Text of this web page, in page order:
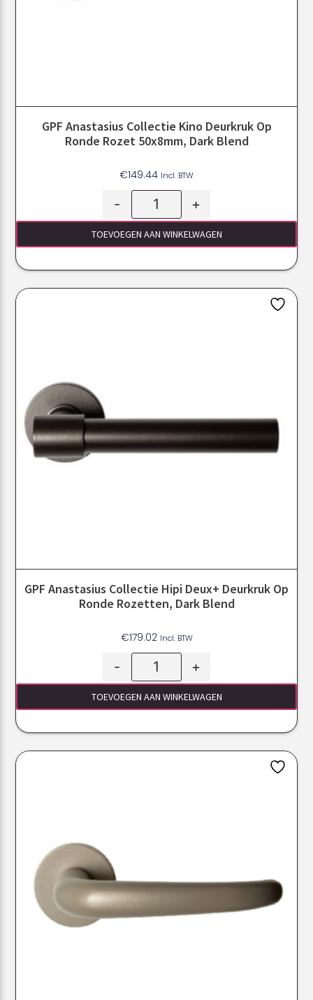
GPF Anastasius Collectie Kino Deurkruk Op
Ronde Rozet 50x8mm, Dark Blend
€149.44 Incl. BTW
- +
TOEVOEGEN AAN WINKELWAGEN
GPF Anastasius Collectie Hipi Deux+ Deurkruk Op
Ronde Rozetten, Dark Blend
€179.02 Incl. BTW
- +
TOEVOEGEN AAN WINKELWAGEN